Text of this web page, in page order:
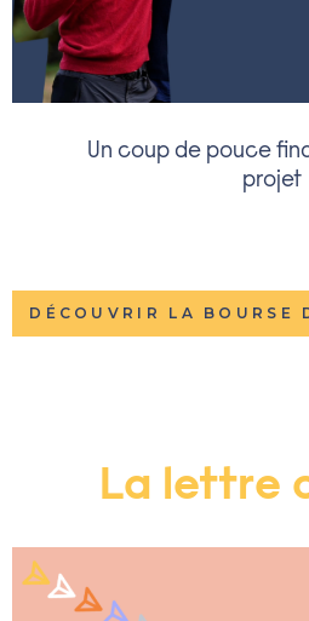
Un coup de pouce
projet
DÉCOUVRIR LA BOURSE
La lettre